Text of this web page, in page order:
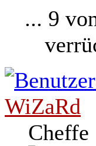
... 9
WiZaRd
Cheffe